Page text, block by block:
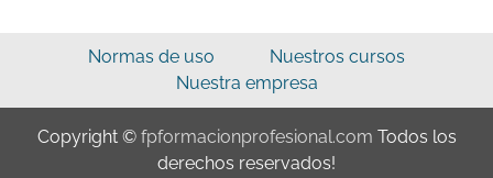
Normas de uso
Nuestros cursos
Nuestra empresa
Copyright © fpformacionprofesional.com Todos los
derechos reservados!